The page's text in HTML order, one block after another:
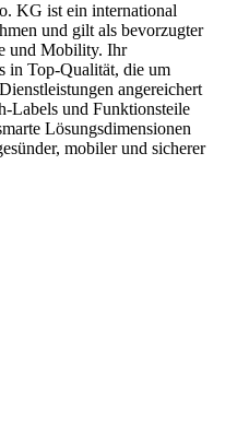
KG ist ein international
und gilt als bevorzugter
und Mobility. Ihr
in Top-Qualität, die um
angereichert
Labels und Funktionsteile
Lösungsdimensionen
mobiler und sicherer